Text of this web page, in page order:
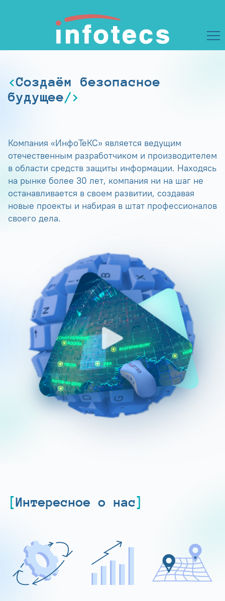
Создаём безопасное
будущее
Компания «ИнфоТеКС» является ведущим
отечественным разработчиком и производителем
в области средств защиты информации. Находясь
на рынке более 30 лет, компания ни на шаг не
останавливается в своем развитии, создавая
новые проекты и набирая в штат профессионалов
своего дела.
Интересное о нас